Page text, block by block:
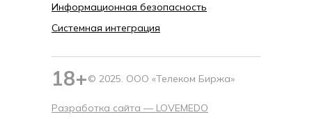
18+© 2025. ООО «Телеком Биржа»
Разработка сайта — LOVEMEDO
Информационная безопасность
Системная интеграция